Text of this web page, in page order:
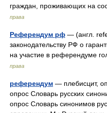
граждан, проживающих на
права
Референдум рф — (англ.
законодательству РФ о
на участие в референдуме
права
референдум — плебисцит,
опрос Словарь русских
опрос Словарь синонимов